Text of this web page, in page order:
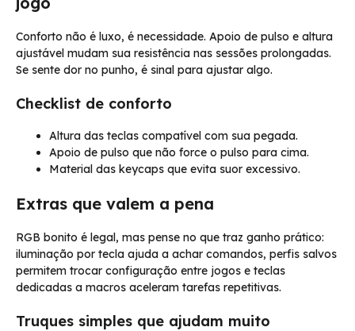
Conforto não é luxo, é necessidade. Apoio de pulso e altura
ajustável mudam sua resistência nas sessões prolongadas.
Se sente dor no punho, é sinal para ajustar algo.
Checklist de conforto
Altura das teclas compatível com sua pegada.
Apoio de pulso que não force o pulso para cima.
Material das keycaps que evita suor excessivo.
Extras que valem a pena
RGB bonito é legal, mas pense no que traz ganho prático:
iluminação por tecla ajuda a achar comandos, perfis salvos
permitem trocar configuração entre jogos e teclas
dedicadas a macros aceleram tarefas repetitivas.
Truques simples que ajudam muito